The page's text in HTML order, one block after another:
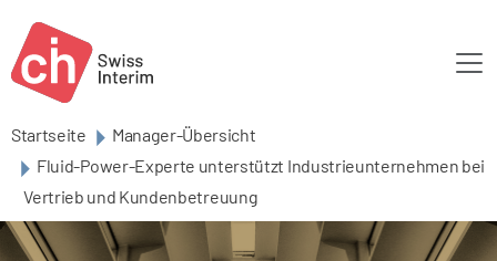
Startseite
Manager-Übersicht
Fluid-Power-Experte unterstützt Industrieunternehmen bei
Vertrieb und Kundenbetreuung